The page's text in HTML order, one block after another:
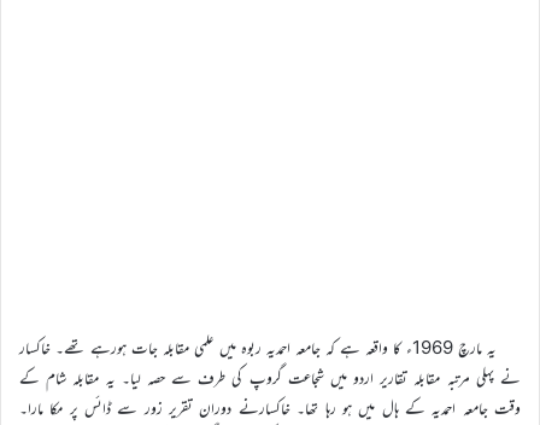
یہ مارچ 1969ء کا واقعہ ہے کہ جامعہ احمدیہ ربوہ میں علمی مقابلہ جات ہورہے تھے۔ خاکسار
نے پہلی مرتبہ مقابلہ تقاریر اردو میں شجاعت گروپ کی طرف سے حصہ لیا۔ یہ مقابلہ شام کے
وقت جامعہ احمدیہ کے ہال میں ہو رہا تھا۔ خاکسارنے دوران تقریر زور سے ڈائس پر مکا مارا۔